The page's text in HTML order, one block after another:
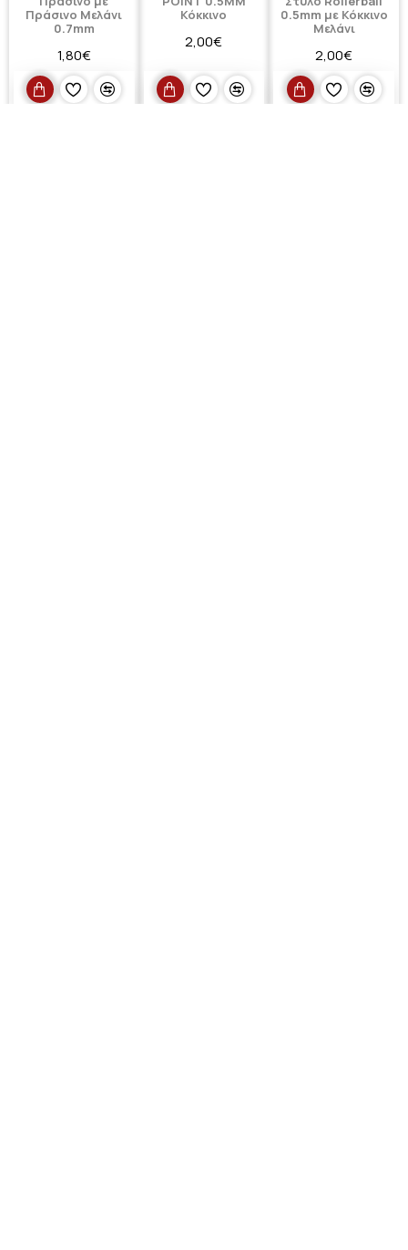
Πράσινο Μελάνι
0.7mm
1,80€
Κόκκινο
2,00€
0.5mm με Κόκκινο
Μελάνι
2,00€